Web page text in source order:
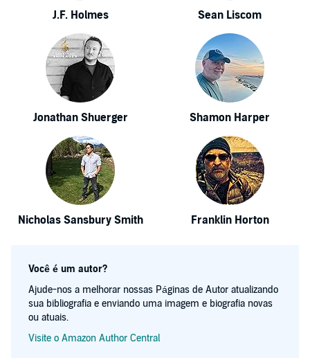
J.F. Holmes Sean Liscom
Jonathan Shuerger Shamon Harper
Nicholas Sansbury Smith Franklin Horton
Você é um autor?
Ajude-nos a melhorar nossas Páginas de Autor atualizando
sua bibliografia e enviando uma imagem e biografia novas
ou atuais.
Visite o Amazon Author Central